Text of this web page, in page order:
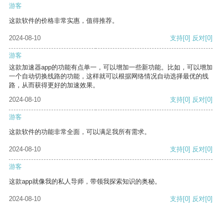
游客
这款软件的价格非常实惠，值得推荐。
2024-08-10 支持[0] 反对[0]
游客
这款加速器app的功能有点单一，可以增加一些新功能。比如，可以增加
一个自动切换线路的功能，这样就可以根据网络情况自动选择最优的线
路，从而获得更好的加速效果。
2024-08-10
支持[0] 反对[0]
游客
这款软件的功能非常全面，可以满足我所有需求。
2024-08-10 支持[0] 反对[0]
游客
这款app就像我的私人导师，带领我探索知识的奥秘。
2024-08-10 支持[0] 反对[0]